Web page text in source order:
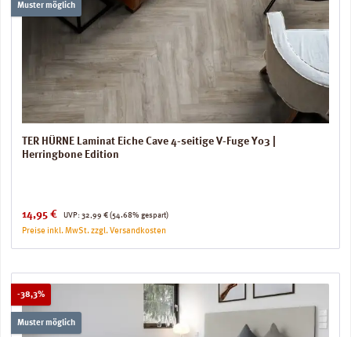
Muster möglich
TER HÜRNE Laminat Eiche Cave 4-seitige V-Fuge Y03 |
Herringbone Edition
Verkaufspreis:
14,95 € UVP:
Regulärer Preis:
32,99 € (54.68% gespart)
Preise inkl. MwSt. zzgl. Versandkosten
-38,3%Rabatt
Muster möglich